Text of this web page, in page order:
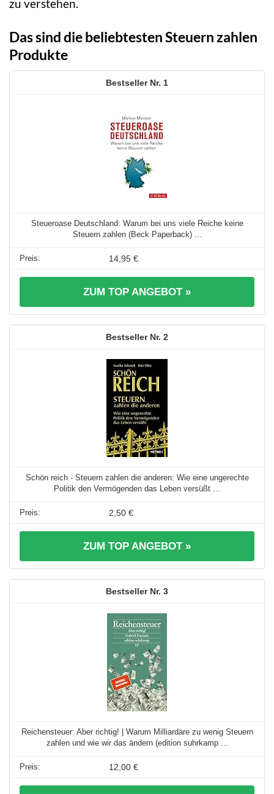
zu verstehen.
Das sind die beliebtesten Steuern zahlen
Produkte
1
Steueroase Deutschland: Warum bei uns viele Reiche keine
Steuern zahlen (Beck Paperback) ...
14,95 €
ZUM TOP ANGEBOT »
2
Schön reich - Steuern zahlen die anderen: Wie eine ungerechte
Politik den Vermögenden das Leben versüßt ...
2,50 €
ZUM TOP ANGEBOT »
3
Reichensteuer: Aber richtig! | Warum Milliardäre zu wenig Steuern
zahlen und wie wir das ändern (edition suhrkamp ...
12,00 €